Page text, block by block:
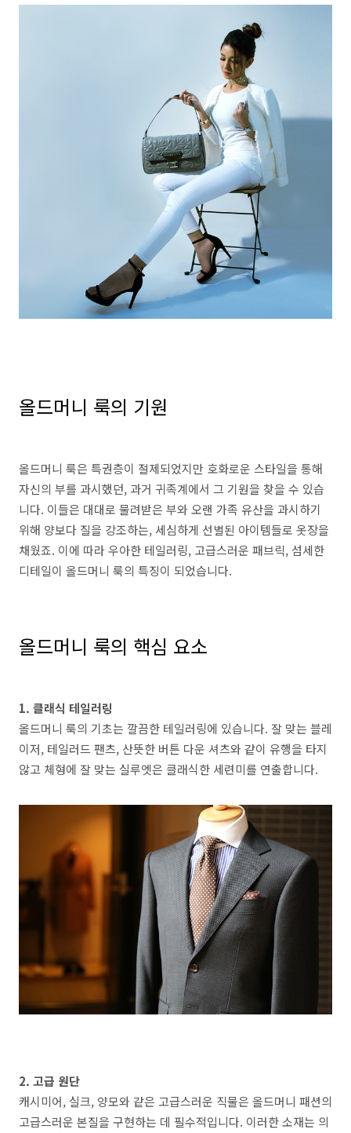
올드머니 룩의 기원
올드머니 룩은 특권층이 절제되었지만 호화로운 스타일을 통해
자신의 부를 과시했던, 과거 귀족계에서 그 기원을 찾을 수 있습
니다. 이들은 대대로 물려받은 부와 오랜 가족 유산을 과시하기
위해 양보다 질을 강조하는, 세심하게 선별된 아이템들로 옷장을
채웠죠. 이에 따라 우아한 테일러링, 고급스러운 패브릭, 섬세한
디테일이 올드머니 룩의 특징이 되었습니다.
올드머니 룩의 핵심 요소
1. 클래식 테일러링
올드머니 룩의 기초는 깔끔한 테일러링에 있습니다. 잘 맞는 블레
이저, 테일러드 팬츠, 산뜻한 버튼 다운 셔츠와 같이 유행을 타지
않고 체형에 잘 맞는 실루엣은 클래식한 세련미를 연출합니다.
2. 고급 원단
캐시미어, 실크, 양모와 같은 고급스러운 직물은 올드머니 패션의
고급스러운 본질을 구현하는 데 필수적입니다. 이러한 소재는 의